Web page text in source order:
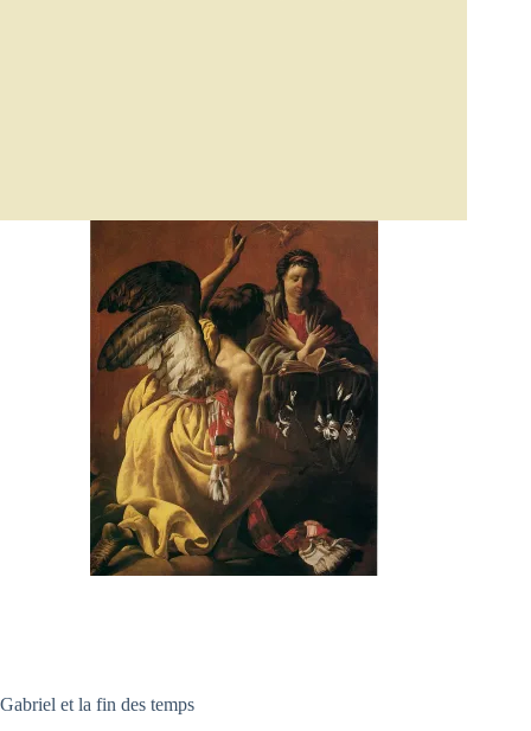
Gabriel et la fin des temps